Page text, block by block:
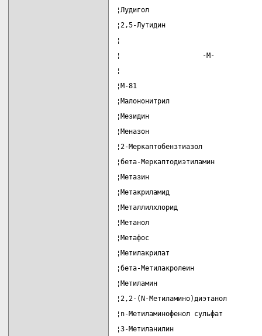
¦Лудигол
¦2,5-Лутидин
¦
¦                    -М-
¦
¦M-81
¦Малононитрил
¦Мезидин
¦Меназон
¦2-Меркаптобензтиазол
¦бета-Меркаптодиэтиламин
¦Метазин
¦Метакриламид
¦Металлилхлорид
¦Метанол
¦Метафос
¦Метилакрилат
¦бета-Метилакролеин
¦Метиламин
¦2,2-(N-
¦n-Метиламинофенол
¦3-Метиланилин